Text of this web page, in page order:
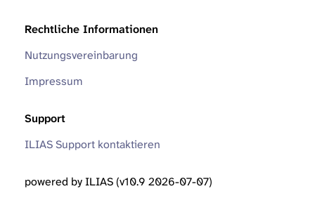
Rechtliche Informationen
Nutzungsvereinbarung
Impressum
Support
ILIAS Support kontaktieren
powered by ILIAS (v10.9 2026-07-07)